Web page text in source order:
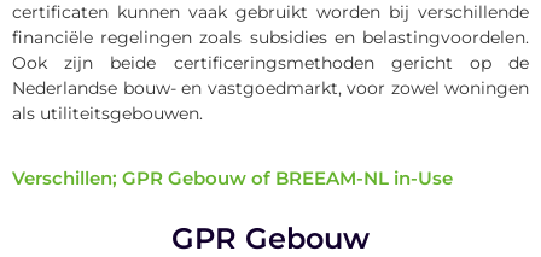
certificaten kunnen vaak gebruikt worden bij verschillende
financiële regelingen zoals subsidies en belastingvoordelen.
Ook zijn beide certificeringsmethoden gericht op de
Nederlandse bouw- en vastgoedmarkt, voor zowel woningen
als utiliteitsgebouwen.
Verschillen; GPR Gebouw of BREEAM-NL in-Use
GPR Gebouw